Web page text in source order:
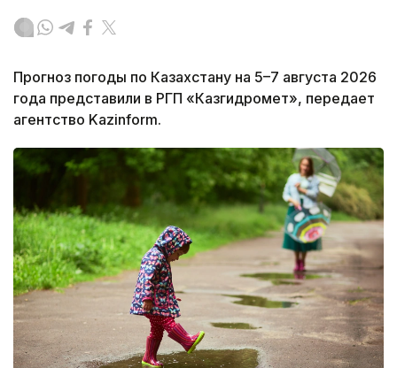
Прогноз погоды по Казахстану на 5–7 августа 2026
года представили в РГП «Казгидромет», передает
агентство Kazinform.